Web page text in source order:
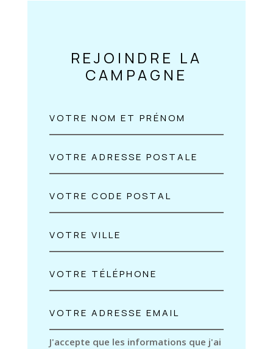
REJOINDRE LA
CAMPAGNE
J'accepte que les informations que j'ai